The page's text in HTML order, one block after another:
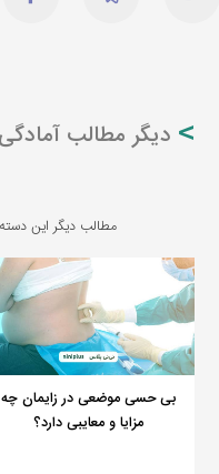
دیگر مطالب
مطالب دیگر این
بی حسی موضعی در زایمان چه
مزایا و معایبی دارد؟